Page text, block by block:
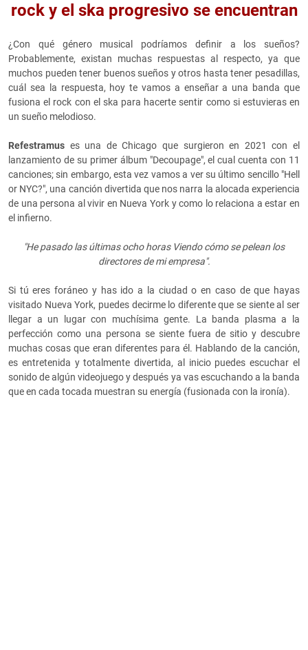
rock y el ska progresivo se encuentran
¿Con qué género musical podríamos definir a los sueños?
Probablemente, existan muchas respuestas al respecto, ya que
muchos pueden tener buenos sueños y otros hasta tener pesadillas,
cuál sea la respuesta, hoy te vamos a enseñar a una banda que
fusiona el rock con el ska para hacerte sentir como si estuvieras en
un sueño melodioso.
Refestramus es una de Chicago que surgieron en 2021 con el
lanzamiento de su primer álbum "Decoupage", el cual cuenta con 11
canciones; sin embargo, esta vez vamos a ver su último sencillo "Hell
or NYC?", una canción divertida que nos narra la alocada experiencia
de una persona al vivir en Nueva York y como lo relaciona a estar en
el infierno.
"He pasado las últimas ocho horas Viendo cómo se pelean los
directores de mi empresa".
Si tú eres foráneo y has ido a la ciudad o en caso de que hayas
visitado Nueva York, puedes decirme lo diferente que se siente al ser
llegar a un lugar con muchísima gente. La banda plasma a la
perfección como una persona se siente fuera de sitio y descubre
muchas cosas que eran diferentes para él. Hablando de la canción,
es entretenida y totalmente divertida, al inicio puedes escuchar el
sonido de algún videojuego y después ya vas escuchando a la banda
que en cada tocada muestran su energía (fusionada con la ironía).